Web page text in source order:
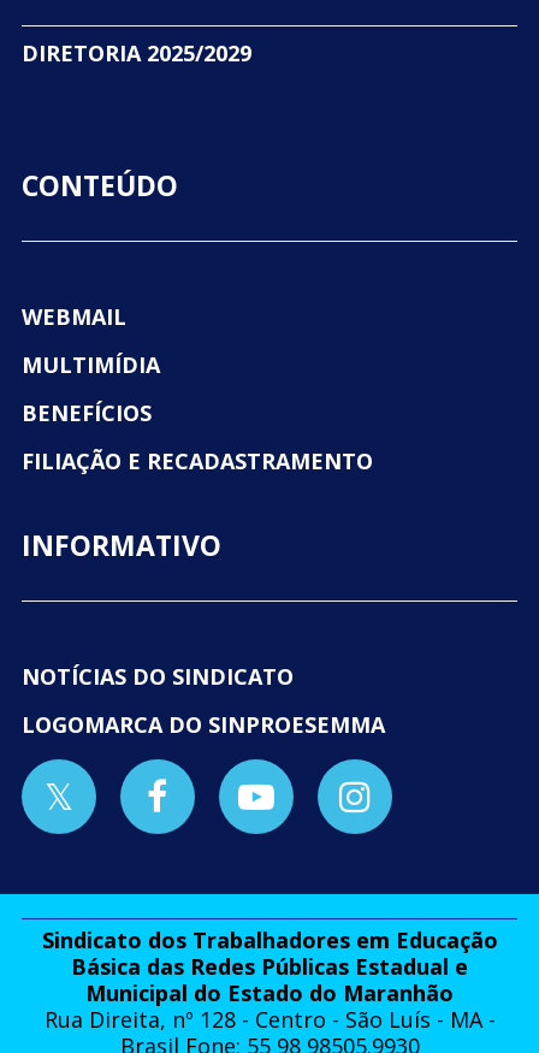
DIRETORIA 2025/2029
CONTEÚDO
WEBMAIL
MULTIMÍDIA
BENEFÍCIOS
FILIAÇÃO E RECADASTRAMENTO
INFORMATIVO
NOTÍCIAS DO SINDICATO
LOGOMARCA DO SINPROESEMMA
Sindicato dos Trabalhadores em Educação
Básica das Redes Públicas Estadual e
Municipal do Estado do Maranhão
Rua Direita, nº 128 - Centro - São Luís - MA -
Brasil Fone: 55 98 98505.9930